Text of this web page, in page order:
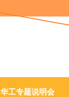
华工专题说明会